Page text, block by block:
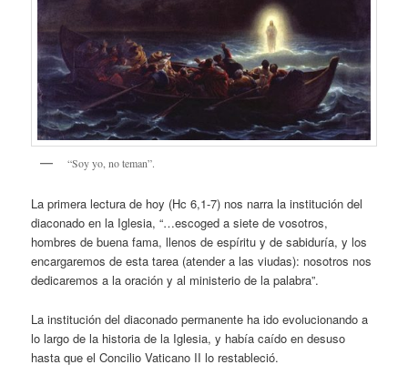
“Soy yo, no teman”.
La primera lectura de hoy (Hc 6,1-7) nos narra la institución del
diaconado en la Iglesia, “…escoged a siete de vosotros,
hombres de buena fama, llenos de espíritu y de sabiduría, y los
encargaremos de esta tarea (atender a las viudas): nosotros nos
dedicaremos a la oración y al ministerio de la palabra”.
La institución del diaconado permanente ha ido evolucionando a
lo largo de la historia de la Iglesia, y había caído en desuso
hasta que el Concilio Vaticano II lo restableció.